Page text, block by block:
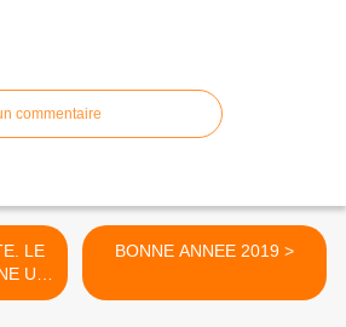
commentaire
UN
BONNE ANNEE 2019 >